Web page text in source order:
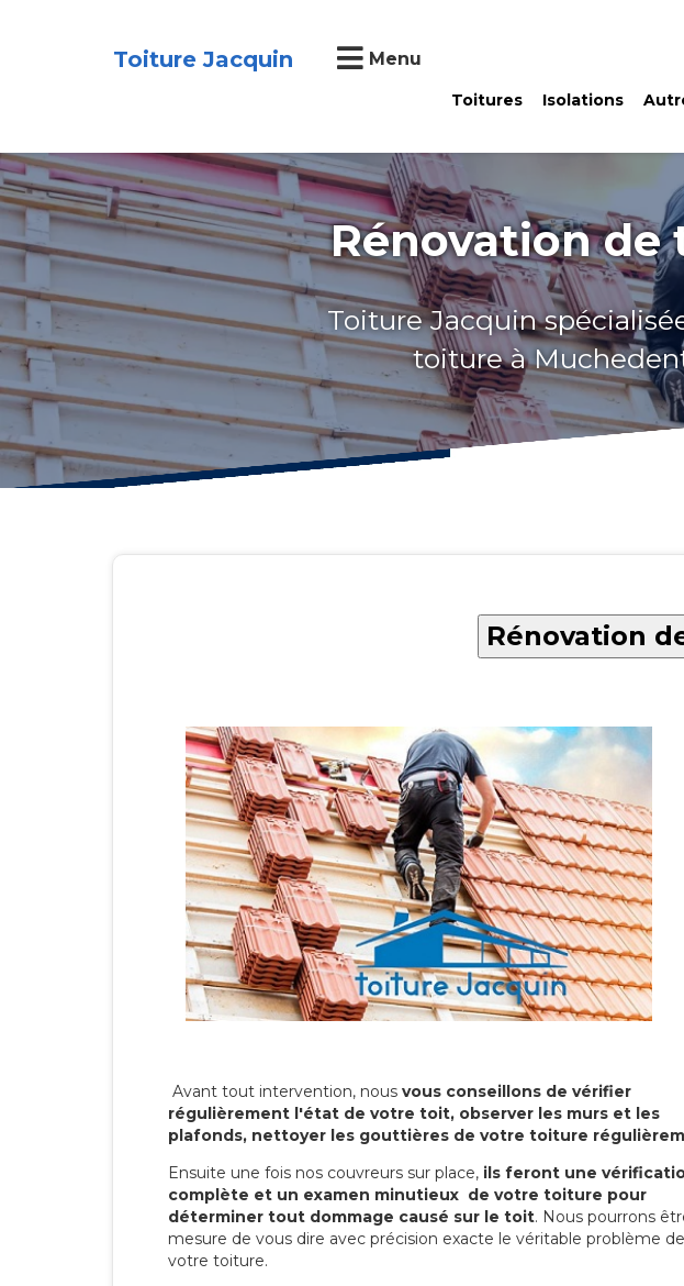
Toiture Jacquin Menu
Toitures Isolations
Rénovation
Toiture Jacquin
toiture à
Rénovation
Avant tout intervention, nous vous conseillons de vérifier
régulièrement l'état de votre toit, observer les murs et les
plafonds, nettoyer les gouttières de votre toiture
Ensuite une fois nos couvreurs sur place, ils feront une
complète et un examen minutieux de votre toiture pour
déterminer tout dommage causé sur le toit. Nous pourrons
mesure de vous dire avec précision exacte le véritable problème de
votre toiture.